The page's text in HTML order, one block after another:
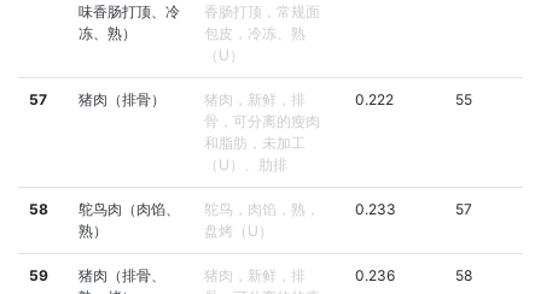
味香肠打顶、冷
冻、熟）
香肠打顶，常规面
包皮，冷冻、熟
（U）
57 猪肉（排骨）
猪肉，新鲜，排
骨，可分离的瘦肉
和脂肪，未加工
（U）、肋排
0.222 55
58
鸵鸟肉（肉馅、
熟）
鸵鸟，肉馅，熟，
盘烤（U）
0.233 57
59
猪肉（排骨、
猪肉，新鲜，排
0.236 58